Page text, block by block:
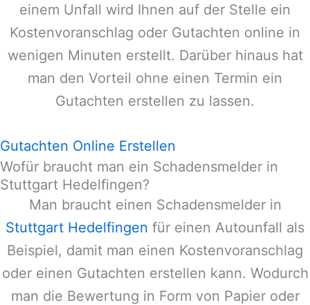
einem Unfall wird Ihnen auf der Stelle ein
Kostenvoranschlag oder Gutachten online in
wenigen Minuten erstellt. Darüber hinaus hat
man den Vorteil ohne einen Termin ein
Gutachten erstellen zu lassen.
Gutachten Online Erstellen
Wofür braucht man ein Schadensmelder in
Stuttgart Hedelfingen?
Man braucht einen Schadensmelder in
Stuttgart Hedelfingen für einen Autounfall als
Beispiel, damit man einen Kostenvoranschlag
oder einen Gutachten erstellen kann. Wodurch
man die Bewertung in Form von Papier oder